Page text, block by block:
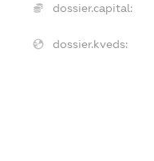
dossier.capital:
dossier.kveds: